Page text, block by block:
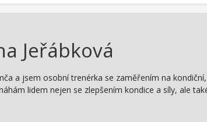
Jeřábková
a jsem osobní trenérka se zaměřením na
lidem nejen se zlepšením kondice a síly, ale